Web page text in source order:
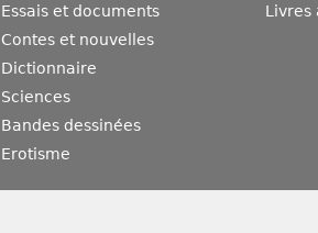
Essais et documents
Contes et nouvelles
Dictionnaire
Sciences
Bandes dessinées
Erotisme
Livres